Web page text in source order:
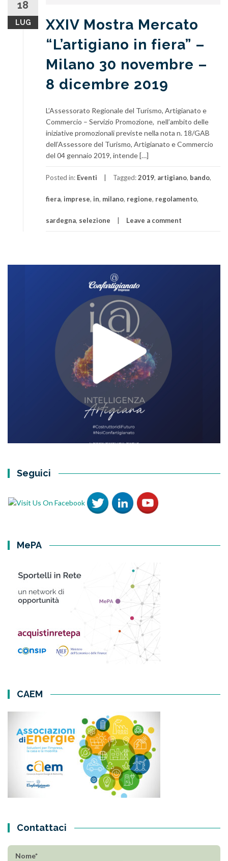
18
LUG
XXIV Mostra Mercato
“L’artigiano in fiera” –
Milano 30 novembre –
8 dicembre 2019
L’Assessorato Regionale del Turismo, Artigianato e
Commercio – Servizio Promozione, nell’ambito delle
iniziative promozionali previste nella nota n. 18/GAB
dell’Assessore del Turismo, Artigianato e Commercio
del 04 gennaio 2019, intende […]
Posted in: Eventi Tagged:2019, artigiano, bando,
fiera, imprese, in, milano, regione, regolamento,
sardegna, selezione Leave a comment
Seguici
MePA
CAEM
Contattaci
Nome*